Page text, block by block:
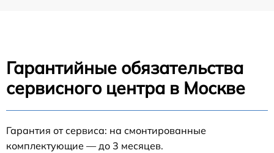
Гарантийные обязательства
сервисного центра в Москве
Гарантия от сервиса: на смонтированные
комплектующие — до 3 месяцев.